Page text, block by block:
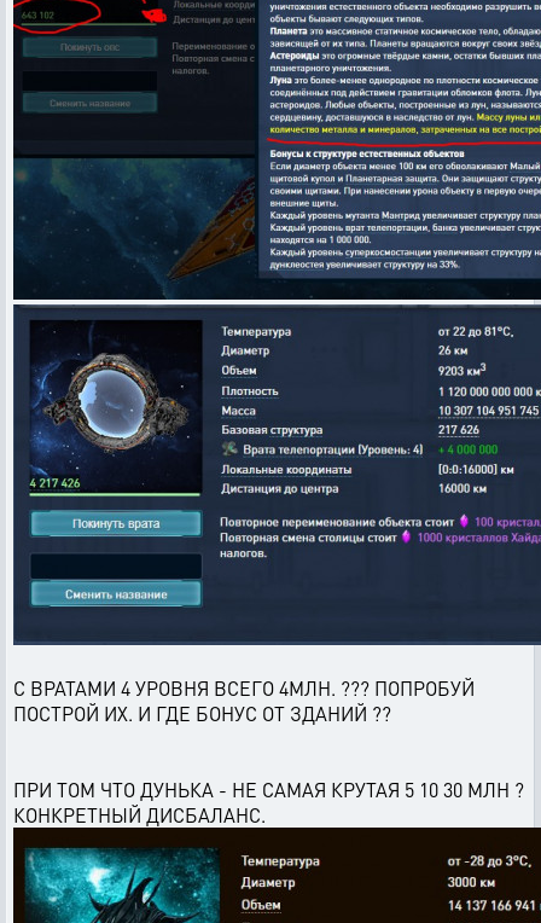
С ВРАТАМИ 4 УРОВНЯ ВСЕГО 4МЛН. ??? ПОПРОБУЙ
ПОСТРОЙ ИХ. И ГДЕ БОНУС ОТ ЗДАНИЙ ??
ПРИ ТОМ ЧТО ДУНЬКА - НЕ САМАЯ КРУТАЯ 5 10 30 МЛН ?
КОНКРЕТНЫЙ ДИСБАЛАНС.